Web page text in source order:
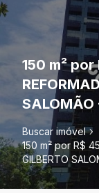
150 m²
Buscar imóvel
150 m² por R$
GILBERTO